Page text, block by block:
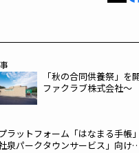
「秋の合同供養祭」を
ファクラブ株式会社～
ラットフォーム「はなまる手帳」
泉パークタウンサービス」向け